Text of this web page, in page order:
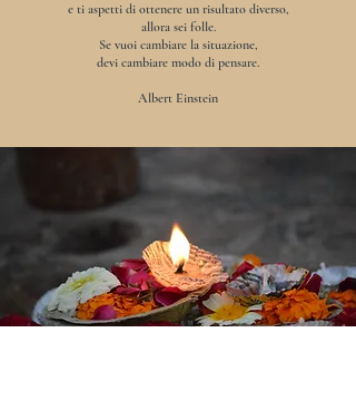
e ti aspetti di ottenere un risultato diverso,
allora sei folle.
Se vuoi cambiare la situazione,
devi cambiare modo di pensare.
Albert Einstein